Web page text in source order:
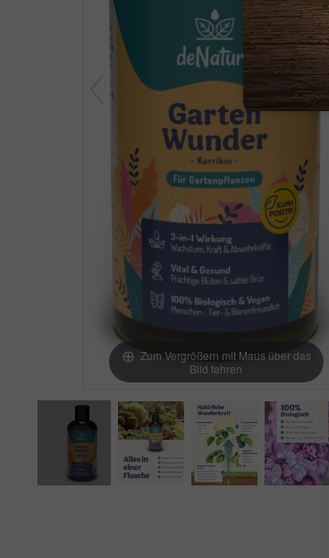
Zum Vergrößern mit Maus über das
Bild fahren